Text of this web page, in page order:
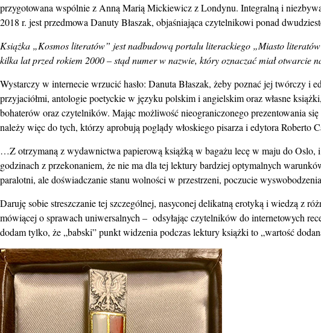
przygotowana wspólnie z Anną Marią Mickiewicz z Londynu. Integralną i
2018 r. jest przedmowa Danuty Błaszak, objaśniająca czytelnikowi ponad
Książka „Kosmos literatów” jest nadbudową portalu literackiego „Miasto
kilka lat przed rokiem 2000 – stąd numer w nazwie, który oznaczać miał
Wystarczy w internecie wrzucić hasło: Danuta Błaszak, żeby poznać jej twórczy i
przyjaciółmi, antologie poetyckie w języku polskim i angielskim oraz własne
bohaterów oraz czytelników. Mając możliwość nieograniczonego prezentowania
należy więc do tych, którzy aprobują poglądy włoskiego pisarza i edytora Roberto
…Z otrzymaną z wydawnictwa papierową książką w bagażu lecę w maju do
godzinach z przekonaniem, że nie ma dla tej lektury bardziej optymalnych
paralotni, ale doświadczanie stanu wolności w przestrzeni, poczucie
Daruję sobie streszczanie tej szczególnej, nasyconej delikatną erotyką i wiedzą z
mówiącej o sprawach uniwersalnych – odsyłając czytelników do internetowych
dodam tylko, że „babski” punkt widzenia podczas lektury książki to „wartość